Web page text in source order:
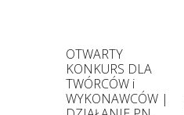
OTWARTY
KONKURS DLA
TWÓRCÓW i
WYKONAWCÓW |